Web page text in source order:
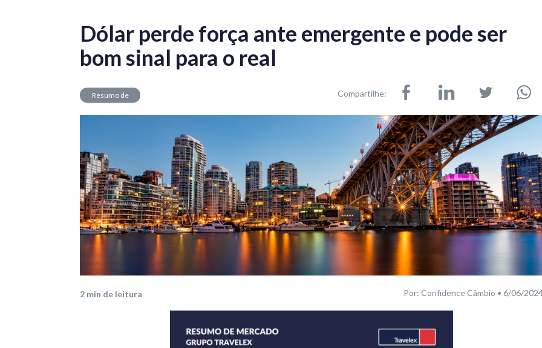
Dólar perde força ante emergente e pode ser
bom sinal para o real
Resumo de
Compartilhe:
2 min de leitura Por: Confidence Câmbio • 6/06/